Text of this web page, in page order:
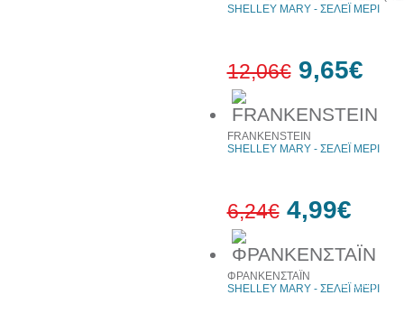
SHELLEY MARY - ΣΕΛΕΪ ΜΕΡΙ
12,06€ 9,65€
έκπτωση
FRANKENSTEIN
SHELLEY MARY - ΣΕΛΕΪ ΜΕΡΙ
6,24€ 4,99€
ΦΡΑΝΚΕΝΣΤΑΪΝ
SHELLEY MARY - ΣΕΛΕΪ ΜΕΡΙ